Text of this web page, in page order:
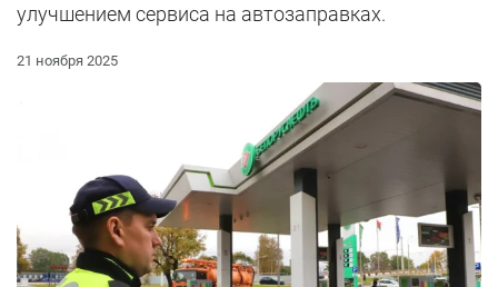
улучшением сервиса на автозаправках.
21 ноября 2025